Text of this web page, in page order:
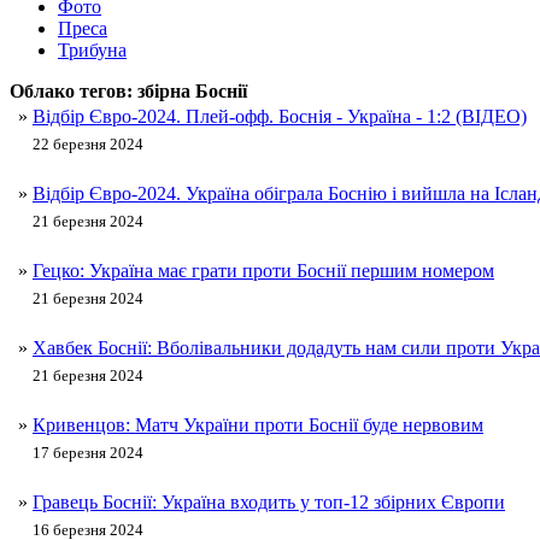
Фото
Преса
Трибуна
Облако тегов: збірна Боснії
» Відбір Євро-2024. Плей-офф. Боснія - Україна - 1:2 (ВІДЕО)
22 березня 2024
» Відбір Євро-2024. Україна обіграла Боснію і вийшла на
21 березня 2024
» Гецко: Україна має грати проти Боснії першим номером
21 березня 2024
» Хавбек Боснії: Вболівальники додадуть нам сили проти
21 березня 2024
» Кривенцов: Матч України проти Боснії буде нервовим
17 березня 2024
» Гравець Боснії: Україна входить у топ-12 збірних Європи
16 березня 2024